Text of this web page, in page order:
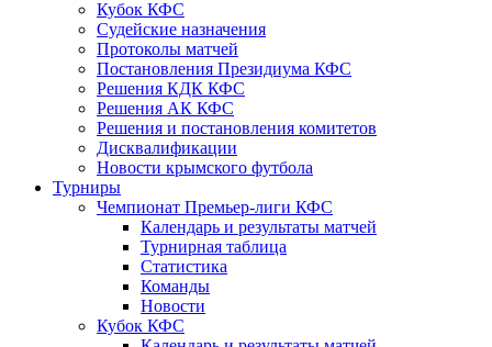
Кубок КФС
Судейские назначения
Протоколы матчей
Постановления Президиума КФС
Решения КДК КФС
Решения АК КФС
Решения и постановления комитетов
Дисквалификации
Новости крымского футбола
Турниры
Чемпионат Премьер-лиги КФС
Календарь и результаты матчей
Турнирная таблица
Статистика
Команды
Новости
Кубок КФС